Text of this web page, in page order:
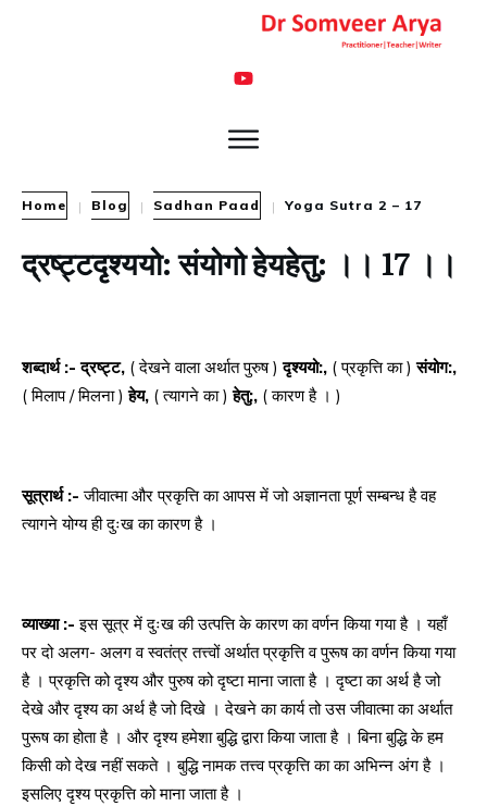
Home | Blog | Sadhan Paad | Yoga Sutra 2 – 17
द्रष्ट्टदृश्ययो: संयोगो हेयहेतु: ।। 17 ।।
शब्दार्थ :- द्रष्ट्ट, ( देखने वाला अर्थात पुरुष )दृश्ययो:, ( प्रकृत्ति का )संयोग:,
( मिलाप / मिलना )हेय, ( त्यागने का )हेतु:, ( कारण है । )
सूत्रार्थ :-जीवात्मा और प्रकृत्ति का आपस में जो अज्ञानता पूर्ण सम्बन्ध है वह
त्यागने योग्य ही दुःख का कारण है ।
व्याख्या :-इस सूत्र में दुःख की उत्पत्ति के कारण का वर्णन किया गया है । यहाँ
पर दो अलग- अलग व स्वतंत्र तत्त्वों अर्थात प्रकृत्ति व पुरूष का वर्णन किया गया
है । प्रकृत्ति को दृश्य और पुरुष को दृष्टा माना जाता है । दृष्टा का अर्थ है जो
देखे और दृश्य का अर्थ है जो दिखे । देखने का कार्य तो उस जीवात्मा का अर्थात
पुरूष का होता है । और दृश्य हमेशा बुद्धि द्वारा किया जाता है । बिना बुद्धि के हम
किसी को देख नहीं सकते । बुद्धि नामक तत्त्व प्रकृत्ति का का अभिन्न अंग है ।
इसलिए दृश्य प्रकृत्ति को माना जाता है ।